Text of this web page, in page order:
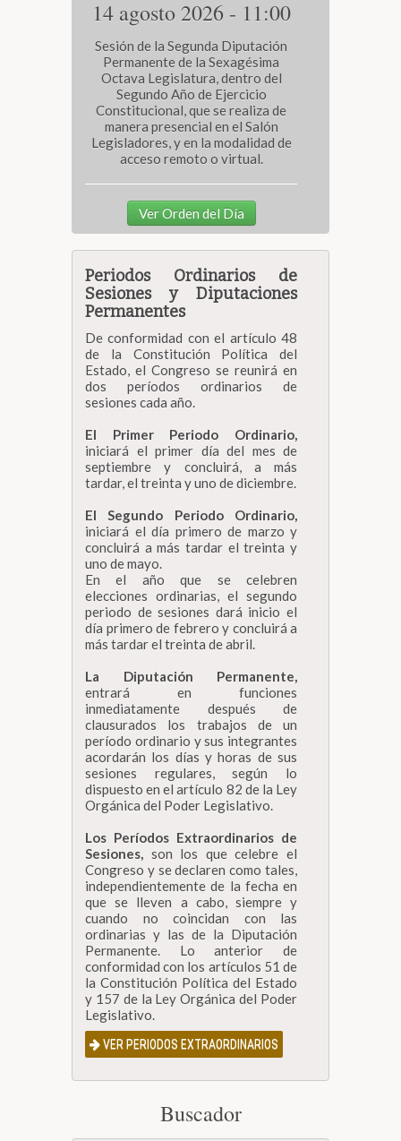
Secretarías
Transparencia
14 agosto 2026 - 11:00
Sesión de la Segunda Diputación
Permanente de la Sexagésima
Octava Legislatura, dentro del
Segundo Año de Ejercicio
Constitucional, que se realiza de
manera presencial en el Salón
Legisladores, y en la modalidad de
acceso remoto o virtual.
Ver Orden del Día
Periodos Ordinarios de
Sesiones y Diputaciones
Permanentes
De conformidad con el artículo 48
de la Constitución Política del
Estado, el Congreso se reunirá en
dos períodos ordinarios de
sesiones cada año.
El Primer Periodo Ordinario,
iniciará el primer día del mes de
septiembre y concluirá, a más
tardar, el treinta y uno de diciembre.
El Segundo Periodo Ordinario,
iniciará el día primero de marzo y
concluirá a más tardar el treinta y
uno de mayo.
En el año que se celebren
elecciones ordinarias, el segundo
periodo de sesiones dará inicio el
día primero de febrero y concluirá a
más tardar el treinta de abril.
La Diputación Permanente,
entrará en funciones
inmediatamente después de
clausurados los trabajos de un
período ordinario y sus integrantes
acordarán los días y horas de sus
sesiones regulares, según lo
dispuesto en el artículo 82 de la Ley
Orgánica del Poder Legislativo.
Los Períodos Extraordinarios de
Sesiones, son los que celebre el
Congreso y se declaren como tales,
independientemente de la fecha en
que se lleven a cabo, siempre y
cuando no coincidan con las
ordinarias y las de la Diputación
Permanente. Lo anterior de
conformidad con los artículos 51 de
la Constitución Política del Estado
y 157 de la Ley Orgánica del Poder
Legislativo.
VER PERIODOS EXTRAORDINARIOS
Buscador